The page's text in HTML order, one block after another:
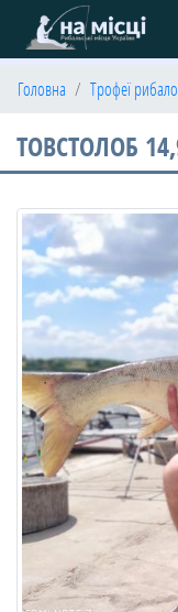
Головна Трофеї
ТОВСТОЛОБ